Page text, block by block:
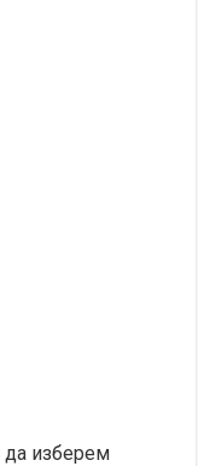
изберем